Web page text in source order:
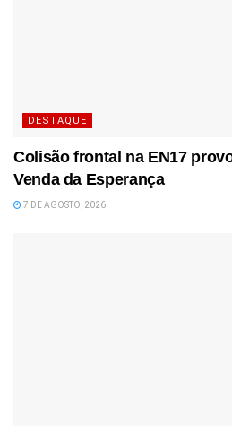
DESTAQUE
Colisão frontal na EN17
Venda da Esperança
7 DE AGOSTO, 2026